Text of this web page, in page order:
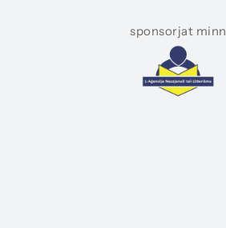
sponsorjat minn